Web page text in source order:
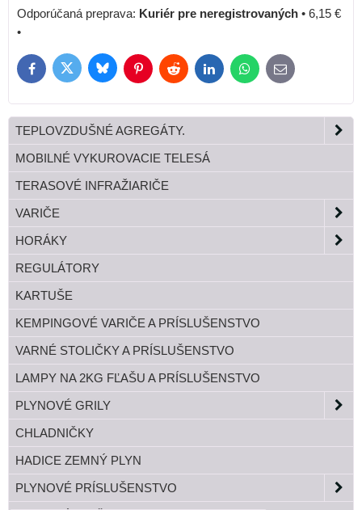
Kuriér pre neregistrovaných • 6,15 €
•
FacebookTwitter BlueskyPinterestReddit LinkedInWhatsApp
E-
mail
TEPLOVZDUŠNÉ AGREGÁTY.
MOBILNÉ VYKUROVACIE TELESÁ
TERASOVÉ INFRAŽIARIČE
VARIČE
HORÁKY
REGULÁTORY
KARTUŠE
KEMPINGOVÉ VARIČE A PRÍSLUŠENSTVO
VARNÉ STOLIČKY A PRÍSLUŠENSTVO
LAMPY NA 2KG FĽAŠU A PRÍSLUŠENSTVO
PLYNOVÉ GRILY
CHLADNIČKY
HADICE ZEMNÝ PLYN
PLYNOVÉ PRÍSLUŠENSTVO